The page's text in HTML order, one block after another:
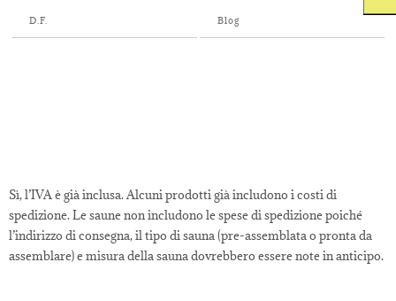
D.F. Blog
I prezzi indicati sul sito web sono
comprensivi di tasse?
Sì, l’IVA è già inclusa. Alcuni prodotti già includono i costi di
spedizione. Le saune non includono le spese di spedizione poiché
l’indirizzo di consegna, il tipo di sauna (pre-assemblata o pronta da
assemblare) e misura della sauna dovrebbero essere note in anticipo.